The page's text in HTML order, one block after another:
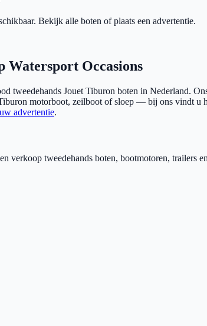
Bekijk alle boten of plaats een advertentie.
Watersport Occasions
tweedehands Jouet Tiburon boten in Nederland.
motorboot, zeilboot of sloep — bij ons vindt u
advertentie.
verkoop tweedehands boten, bootmotoren, trailers